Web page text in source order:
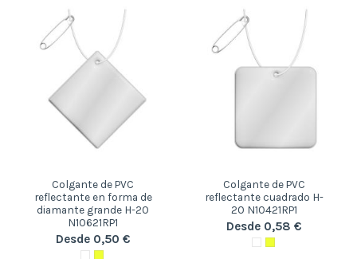
Colgante de PVC
reflectante en forma de
diamante grande H-20
N10621RP1
Desde 0,50 €
Colgante de PVC
reflectante cuadrado H-
20 N10421RP1
Desde 0,58 €